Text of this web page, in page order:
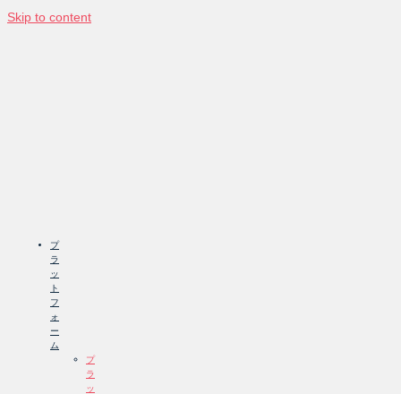
Skip to content
プ
ラ
ッ
ト
フ
ォ
ー
ム
プ
ラ
ッ